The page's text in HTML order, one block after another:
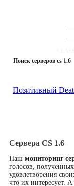
Поиск серверов cs 1.6
Позитивный
Сервера CS 1.6
Наш мониторинг
голосов,
удовлетворения
что их интересует.